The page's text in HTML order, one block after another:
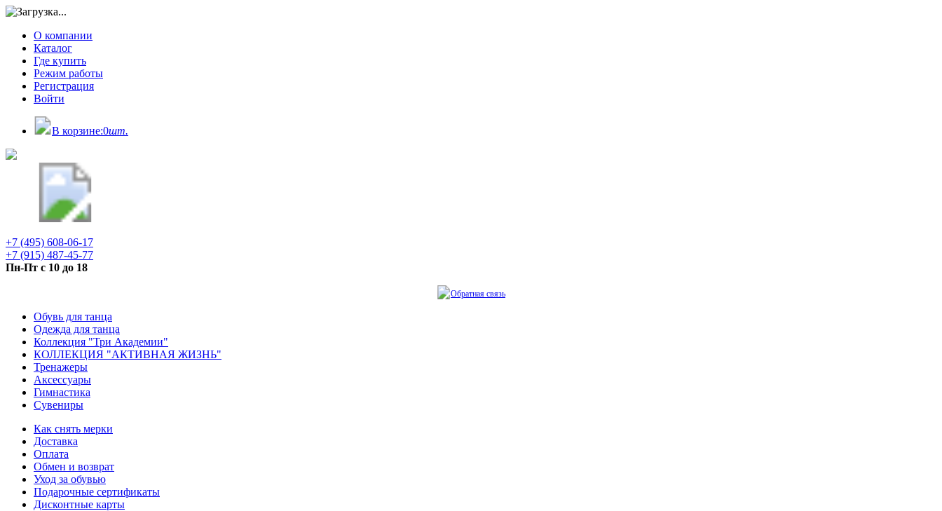
О компании
Каталог
Где купить
Режим работы
Регистрация
Войти
В корзине:0шт.
+7 (495) 608-06-17
+7 (915) 487-45-77
Пн-Пт с 10 до 18
Обратная связь
Обувь для танца
Одежда для танца
Коллекция "Три Академии"
КОЛЛЕКЦИЯ "АКТИВНАЯ ЖИЗНЬ"
Тренажеры
Аксессуары
Гимнастика
Сувениры
Как снять мерки
Доставка
Оплата
Обмен и возврат
Уход за обувью
Подарочные сертификаты
Дисконтные карты